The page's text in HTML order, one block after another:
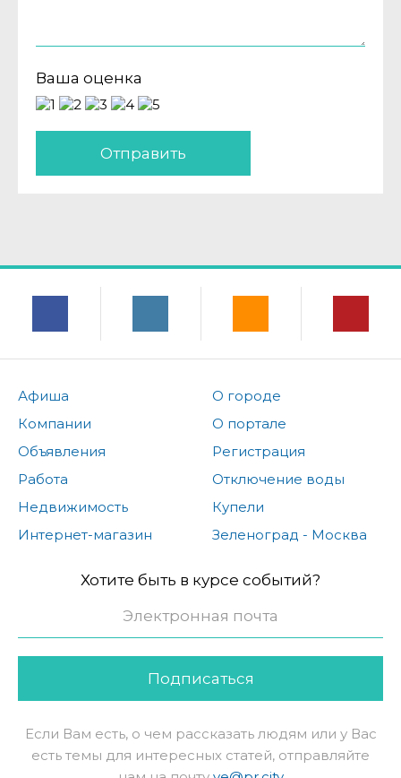
Ваша оценка
Отправить
Афиша
Компании
Объявления
Работа
Недвижимость
Интернет-магазин
О городе
О портале
Регистрация
Отключение воды
Купели
Зеленоград - Москва
Хотите быть в курсе событий?
Подписаться
Если Вам есть, о чем рассказать людям или у Вас
есть темы для интересных статей, отправляйте